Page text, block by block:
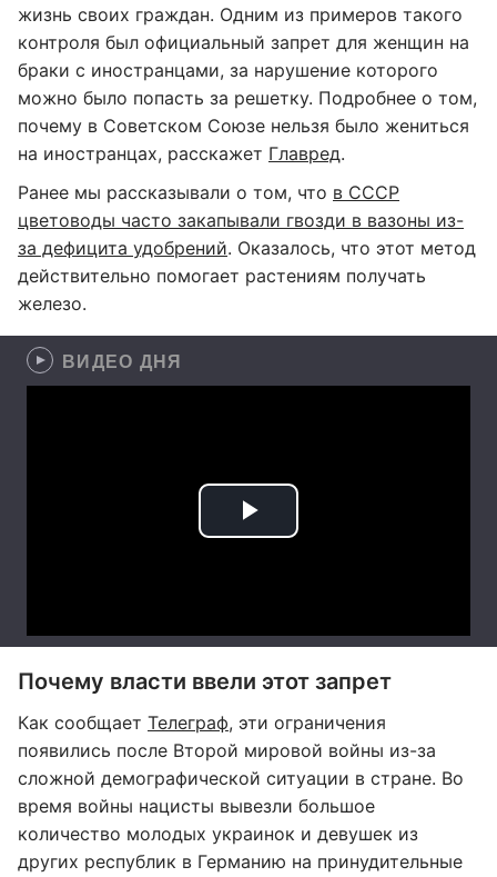
жизнь своих граждан. Одним из примеров такого
контроля был официальный запрет для женщин на
браки с иностранцами, за нарушение которого
можно было попасть за решетку. Подробнее о том,
почему в Советском Союзе нельзя было жениться
на иностранцах, расскажет Главред.
Ранее мы рассказывали о том, что в СССР
цветоводы часто закапывали гвозди в вазоны из-
за дефицита удобрений. Оказалось, что этот метод
действительно помогает растениям получать
железо.
ВИДЕО ДНЯ
Почему власти ввели этот запрет
Как сообщает Телеграф, эти ограничения
появились после Второй мировой войны из-за
сложной демографической ситуации в стране. Во
время войны нацисты вывезли большое
количество молодых украинок и девушек из
других республик в Германию на принудительные